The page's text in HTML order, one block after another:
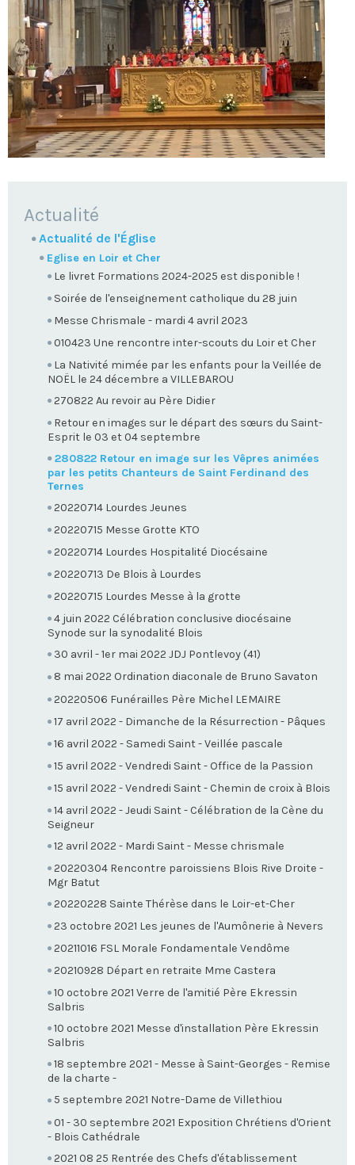
NAVIGATION
Actualité
Actualité de l'Église
Eglise en Loir et Cher
Le livret Formations 2024-2025 est disponible !
Soirée de l'enseignement catholique du 28 juin
Messe Chrismale - mardi 4 avril 2023
010423 Une rencontre inter-scouts du Loir et Cher
La Nativité mimée par les enfants pour la Veillée de
NOËL le 24 décembre a VILLEBAROU
270822 Au revoir au Père Didier
Retour en images sur le départ des sœurs du Saint-
Esprit le 03 et 04 septembre
280822 Retour en image sur les Vêpres animées
par les petits Chanteurs de Saint Ferdinand des
Ternes
20220714 Lourdes Jeunes
20220715 Messe Grotte KTO
20220714 Lourdes Hospitalité Diocésaine
20220713 De Blois à Lourdes
20220715 Lourdes Messe à la grotte
4 juin 2022 Célébration conclusive diocésaine
Synode sur la synodalité Blois
30 avril - 1er mai 2022 JDJ Pontlevoy (41)
8 mai 2022 Ordination diaconale de Bruno Savaton
20220506 Funérailles Père Michel LEMAIRE
17 avril 2022 - Dimanche de la Résurrection - Pâques
16 avril 2022 - Samedi Saint - Veillée pascale
15 avril 2022 - Vendredi Saint - Office de la Passion
15 avril 2022 - Vendredi Saint - Chemin de croix à Blois
14 avril 2022 - Jeudi Saint - Célébration de la Cène du
Seigneur
12 avril 2022 - Mardi Saint - Messe chrismale
20220304 Rencontre paroissiens Blois Rive Droite -
Mgr Batut
20220228 Sainte Thérèse dans le Loir-et-Cher
23 octobre 2021 Les jeunes de l'Aumônerie à Nevers
20211016 FSL Morale Fondamentale Vendôme
20210928 Départ en retraite Mme Castera
10 octobre 2021 Verre de l'amitié Père Ekressin
Salbris
10 octobre 2021 Messe d'installation Père Ekressin
Salbris
18 septembre 2021 - Messe à Saint-Georges - Remise
de la charte -
5 septembre 2021 Notre-Dame de Villethiou
01 - 30 septembre 2021 Exposition Chrétiens d'Orient
- Blois Cathédrale
2021 08 25 Rentrée des Chefs d'établissement